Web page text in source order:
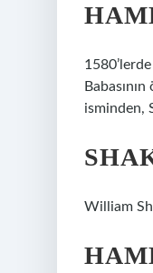
isminden,
William